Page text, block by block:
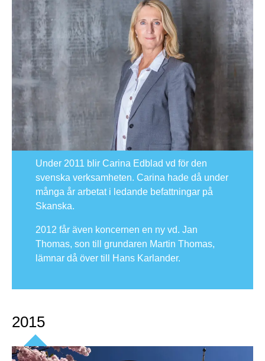
Under 2011 blir Carina Edblad vd för den
svenska verksamheten. Carina hade då under
många år arbetat i ledande befattningar på
Skanska.
2012 får även koncernen en ny vd. Jan
Thomas, son till grundaren Martin Thomas,
lämnar då över till Hans Karlander.
2015